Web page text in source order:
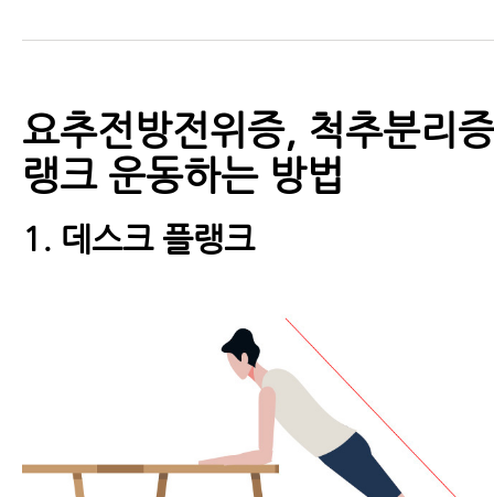
요추전방전위증, 척추분리
랭크 운동하는 방법
1. 데스크 플랭크